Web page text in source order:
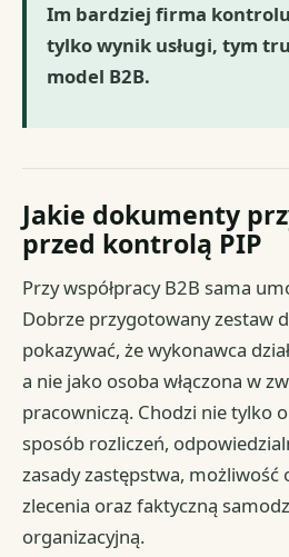
Im bardziej firma
tylko wynik usługi, tym
model B2B.
Jakie dokumenty
przed kontrolą PIP
Przy współpracy B2B sama
Dobrze przygotowany zestaw
pokazywać, że wykonawca
a nie jako osoba włączona w
pracowniczą. Chodzi nie tylko
sposób rozliczeń,
zasady zastępstwa, możliwość
zlecenia oraz faktyczną
organizacyjną.